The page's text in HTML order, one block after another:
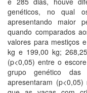
genéticos, no qual
apresentando maior
quando comparados
valores para mestiços
kg e 199,00 kg;
(p<0,05) entre o
grupo genético
apresentaram